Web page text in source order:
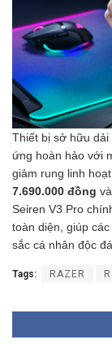
Thiết bị sở hữu
ứng hoàn hảo với
giảm rung linh
7.690.000 đồng
Seiren V3 Pro
toàn diện, giúp
sắc cá nhân độc
Tags: RAZER